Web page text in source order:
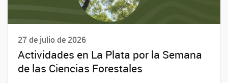
27 de julio de 2026
Actividades en La Plata por la Semana
de las Ciencias Forestales